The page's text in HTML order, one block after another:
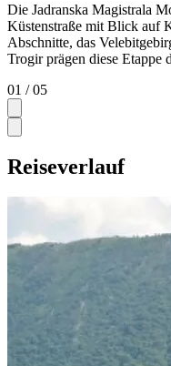
Die Jadranska Magistrala
Küstenstraße mit Blick auf
Abschnitte, das
Trogir prägen diese Etappe
01 / 05
Reiseverlauf